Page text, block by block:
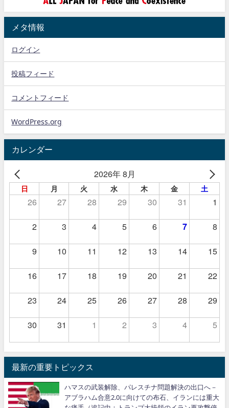
メタ情報
ログイン
投稿フィード
コメントフィード
WordPress.org
カレンダー
2026年 8月
日 月 火 水 木 金 土
26 27 28 29 30 31 1
2 3 4 5 6 7 8
9 10 11 12 13 14 15
16 17 18 19 20 21 22
23 24 25 26 27 28 29
30 31 1 2 3 4 5
最新の重要トピックス
ハマスの武装解除、パレスチナ問題解決の出口へ－
アブラハム合意2.0に向けての布石、イランには重大